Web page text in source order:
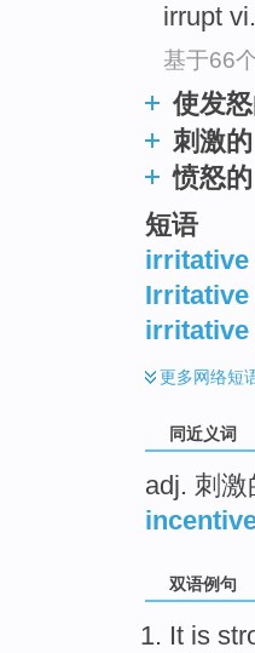
irrupt
基于66
使发
刺激的
愤怒的
短语
irritative
irritative
更多网络短
同近义词
adj. 刺
双语例句
It is